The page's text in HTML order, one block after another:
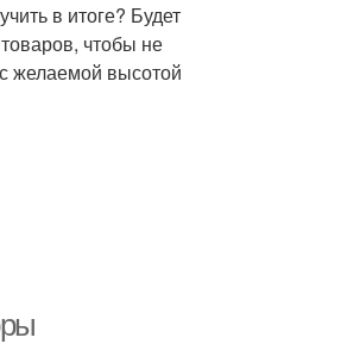
в итоге? Будет
чтобы не
желаемой высотой